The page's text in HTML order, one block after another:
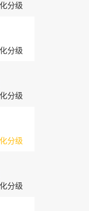
分级
分级
分级
分级
分级